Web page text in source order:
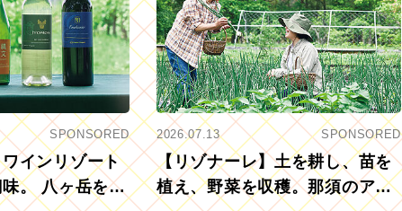
SPONSORED
インリゾート
。 八ヶ岳を望
2026.07.13 SPONSORED
【リゾナーレ】土を耕し、苗を
植え、野菜を収穫。那須のアグ